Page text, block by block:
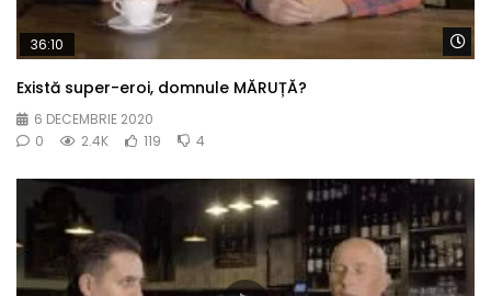
36:10
Există super-eroi, domnule MĂRUȚĂ?
6 DECEMBRIE 2020
0
2.4K 119 4